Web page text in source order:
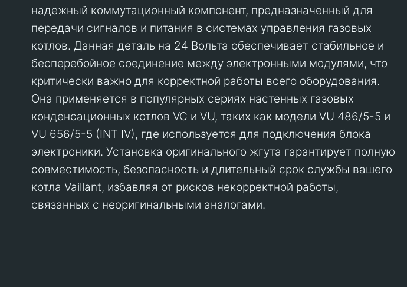
надежный коммутационный компонент, предназначенный для
передачи сигналов и питания в системах управления газовых
котлов. Данная деталь на 24 Вольта обеспечивает стабильное и
бесперебойное соединение между электронными модулями, что
критически важно для корректной работы всего оборудования.
Она применяется в популярных сериях настенных газовых
конденсационных котлов VC и VU, таких как модели VU 486/5-5 и
VU 656/5-5 (INT IV), где используется для подключения блока
электроники. Установка оригинального жгута гарантирует полную
совместимость, безопасность и длительный срок службы вашего
котла Vaillant, избавляя от рисков некорректной работы,
связанных с неоригинальными аналогами.